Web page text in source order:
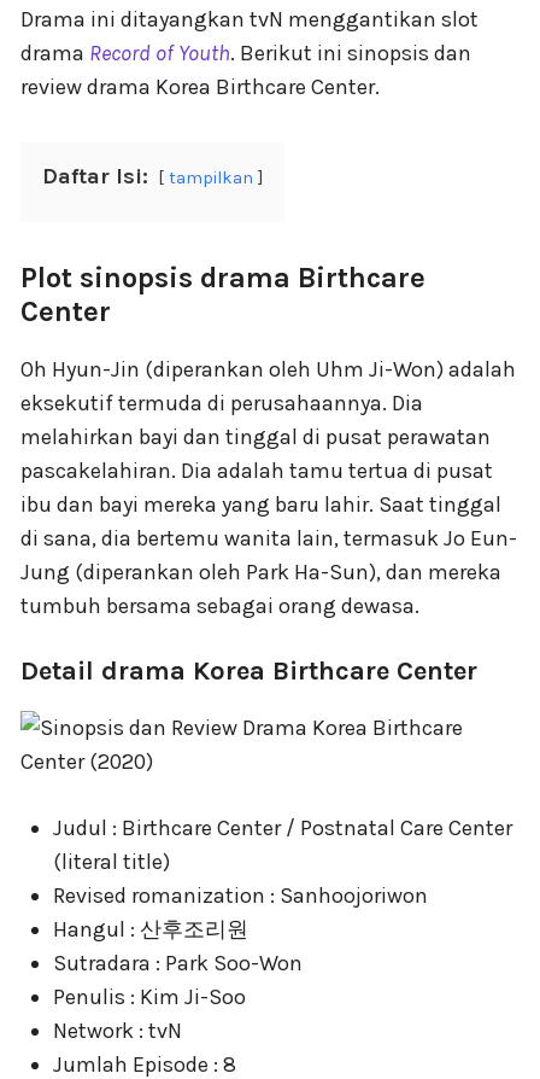
Drama ini ditayangkan tvN menggantikan slot
drama Record of Youth. Berikut ini sinopsis dan
review drama Korea Birthcare Center.
Daftar Isi: tampilkan
Plot sinopsis drama Birthcare
Center
Oh Hyun-Jin (diperankan oleh Uhm Ji-Won) adalah
eksekutif termuda di perusahaannya. Dia
melahirkan bayi dan tinggal di pusat perawatan
pascakelahiran. Dia adalah tamu tertua di pusat
ibu dan bayi mereka yang baru lahir. Saat tinggal
di sana, dia bertemu wanita lain, termasuk Jo Eun-
Jung (diperankan oleh Park Ha-Sun), dan mereka
tumbuh bersama sebagai orang dewasa.
Detail drama Korea Birthcare Center
Judul : Birthcare Center / Postnatal Care Center
(literal title)
Revised romanization : Sanhoojoriwon
Hangul : 산후조리원
Sutradara : Park Soo-Won
Penulis : Kim Ji-Soo
Network : tvN
Jumlah Episode : 8